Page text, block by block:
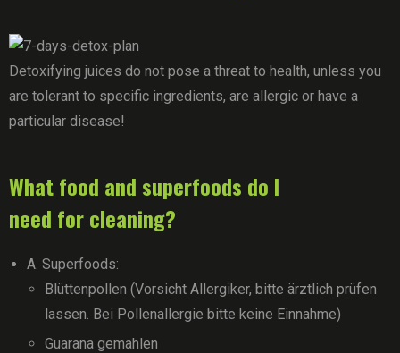
Detoxifying juices do not pose a threat to health, unless you
are tolerant to specific ingredients, are allergic or have a
particular disease!
What food and superfoods do I
need for cleaning?
A. Superfoods:
Blüttenpollen (Vorsicht Allergiker, bitte ärztlich prüfen
lassen. Bei Pollenallergie bitte keine Einnahme)
Guarana gemahlen